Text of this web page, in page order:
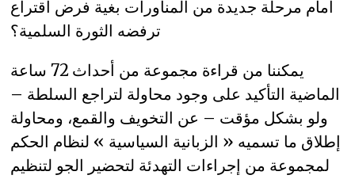
أمام مرحلة جديدة من المناورات بغية فرض اقتراع
ترفضه الثورة السلمية؟
يمكننا من قراءة مجموعة من أحداث 72 ساعة
الماضية التأكيد على وجود محاولة لتراجع السلطة –
ولو بشكل مؤقت – عن التخويف والقمع، ومحاولة
إطلاق ما تسميه « الزبانية السياسية » لنظام الحكم
لمجموعة من إجراءات التهدئة لتحضير الجو لتنظيم